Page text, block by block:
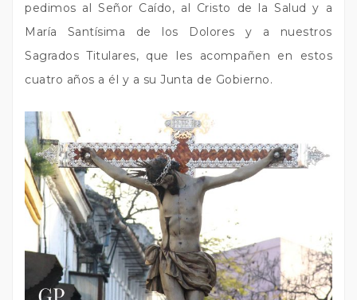
pedimos al Señor Caído, al Cristo de la Salud y a
María Santísima de los Dolores y a nuestros
Sagrados Titulares, que les acompañen en estos
cuatro años a él y a su Junta de Gobierno.